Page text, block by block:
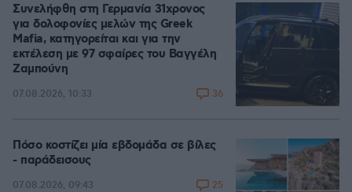
Συνελήφθη στη Γερμανία 31χρονος
για δολοφονίες μελών της Greek
Mafia, κατηγορείται και για την
εκτέλεση με 97 σφαίρες του Βαγγέλη
Ζαμπούνη
07.08.2026, 10:33 36
Πόσο κοστίζει μία εβδομάδα σε βίλες
- παράδεισους
07.08.2026, 09:43 25